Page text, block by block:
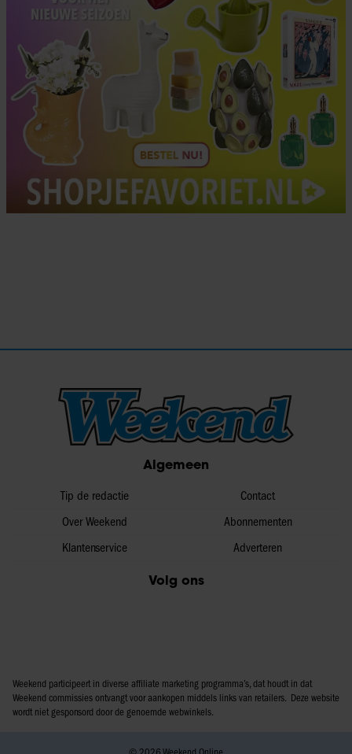
Algemeen
Tip de redactie
Over Weekend
Klantenservice
Contact
Abonnementen
Adverteren
Volg ons
Weekend participeert in diverse affiliate marketing programma’s, dat houdt in dat
Weekend commissies ontvangt voor aankopen middels links van retailers. Deze website
wordt niet gesponsord door de genoemde webwinkels.